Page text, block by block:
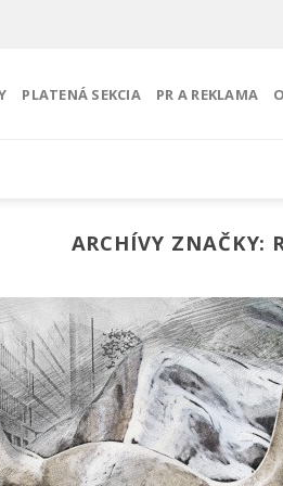
PLATENÁ SEKCIA PR A REKLAMA
ARCHÍVY ZNAČKY: